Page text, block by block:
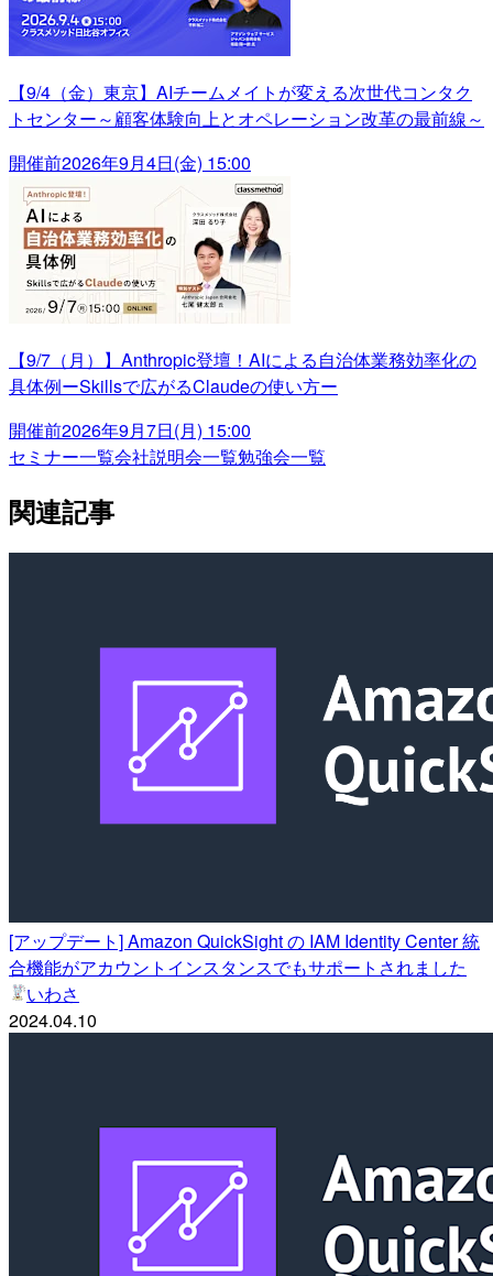
【9/4（金）東京】AIチームメイトが変える次世代コンタク
トセンター～顧客体験向上とオペレーション改革の最前線～
開催前2026年9月4日(金) 15:00
【9/7（月）】Anthropic登壇！AIによる自治体業務効率化の
具体例ーSkillsで広がるClaudeの使い方ー
開催前2026年9月7日(月) 15:00
セミナー一覧会社説明会一覧勉強会一覧
関連記事
[アップデート] Amazon QuickSight の IAM Identity Center 統
合機能がアカウントインスタンスでもサポートされました
いわさ
2024.04.10